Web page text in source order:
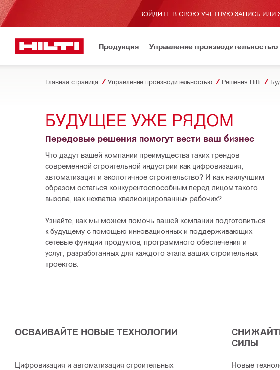
ВОЙДИТЕ В СВОЮ УЧЕТНУЮ ЗАПИСЬ ИЛИ
Продукция Управление производительностью
Главная страница Управление производительностью Решения Hilti
БУДУЩЕЕ УЖЕ РЯДОМ
Передовые решения помогут вести ваш бизнес
Что дадут вашей компании преимущества таких трендов
современной строительной индустрии как цифровизация,
автоматизация и экологичное строительство? И как наилучшим
образом остаться конкурентоспособным перед лицом такого
вызова, как нехватка квалифицированных рабочих?
Узнайте, как мы можем помочь вашей компании подготовиться
к будущему с помощью инновационных и поддерживающих
сетевые функции продуктов, программного обеспечения и
услуг, разработанных для каждого этапа ваших строительных
проектов.
ОСВАИВАЙТЕ НОВЫЕ ТЕХНОЛОГИИ
Цифровизация и автоматизация строительных
СИЛЫ
Новые